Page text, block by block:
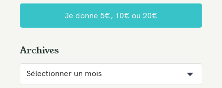
Je donne 5€, 10€ ou 20€
Archives
r